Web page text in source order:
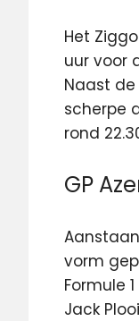
Het
uur voor
Naast
scherpe
rond
GP
vorm
Formule
Jack